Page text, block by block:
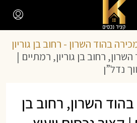
בהוד השרון - רחוב בן גוריון
רחוב בן גוריון, רמתיים |
נדל”ן
השרון, רחוב בן